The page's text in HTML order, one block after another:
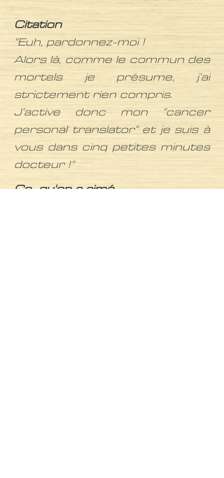
Citation
"Euh, pardonnez-moi !
Alors là, comme le commun des
mortels je présume, j'ai
strictement rien compris.
J'active donc mon "cancer
personal translator" et je suis à
vous dans cinq petites minutes
docteur !"
Ce qu'on a aimé